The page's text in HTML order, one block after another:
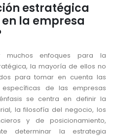
estratégica
la empresa
muchos enfoques para la
la mayoría de ellos no
para tomar en cuenta las
específicas de las empresas
se centra en definir la
la filosofía del negocio, los
y de posicionamiento,
determinar la estrategia